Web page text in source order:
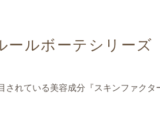
ールボーテシリーズ
れている美容成分『スキンファクタ